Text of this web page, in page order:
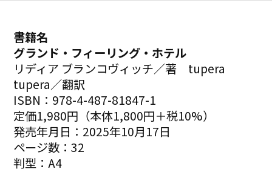
書籍名
グランド・フィーリング・ホテル
リディア ブランコヴィッチ／著 tupera
tupera／翻訳
ISBN：978-4-487-81847-1
定価1,980円（本体1,800円＋税10%）
発売年月日：2025年10月17日
ページ数：32
判型：A4